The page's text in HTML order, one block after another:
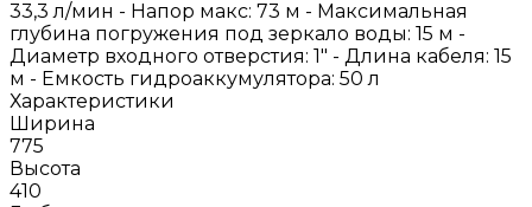
33,3 л/мин - Напор макс: 73 м - Максимальная
глубина погружения под зеркало воды: 15 м -
Диаметр входного отверстия: 1" - Длина кабеля: 15
м - Емкость гидроаккумулятора: 50 л
Характеристики
Ширина
775
Высота
410